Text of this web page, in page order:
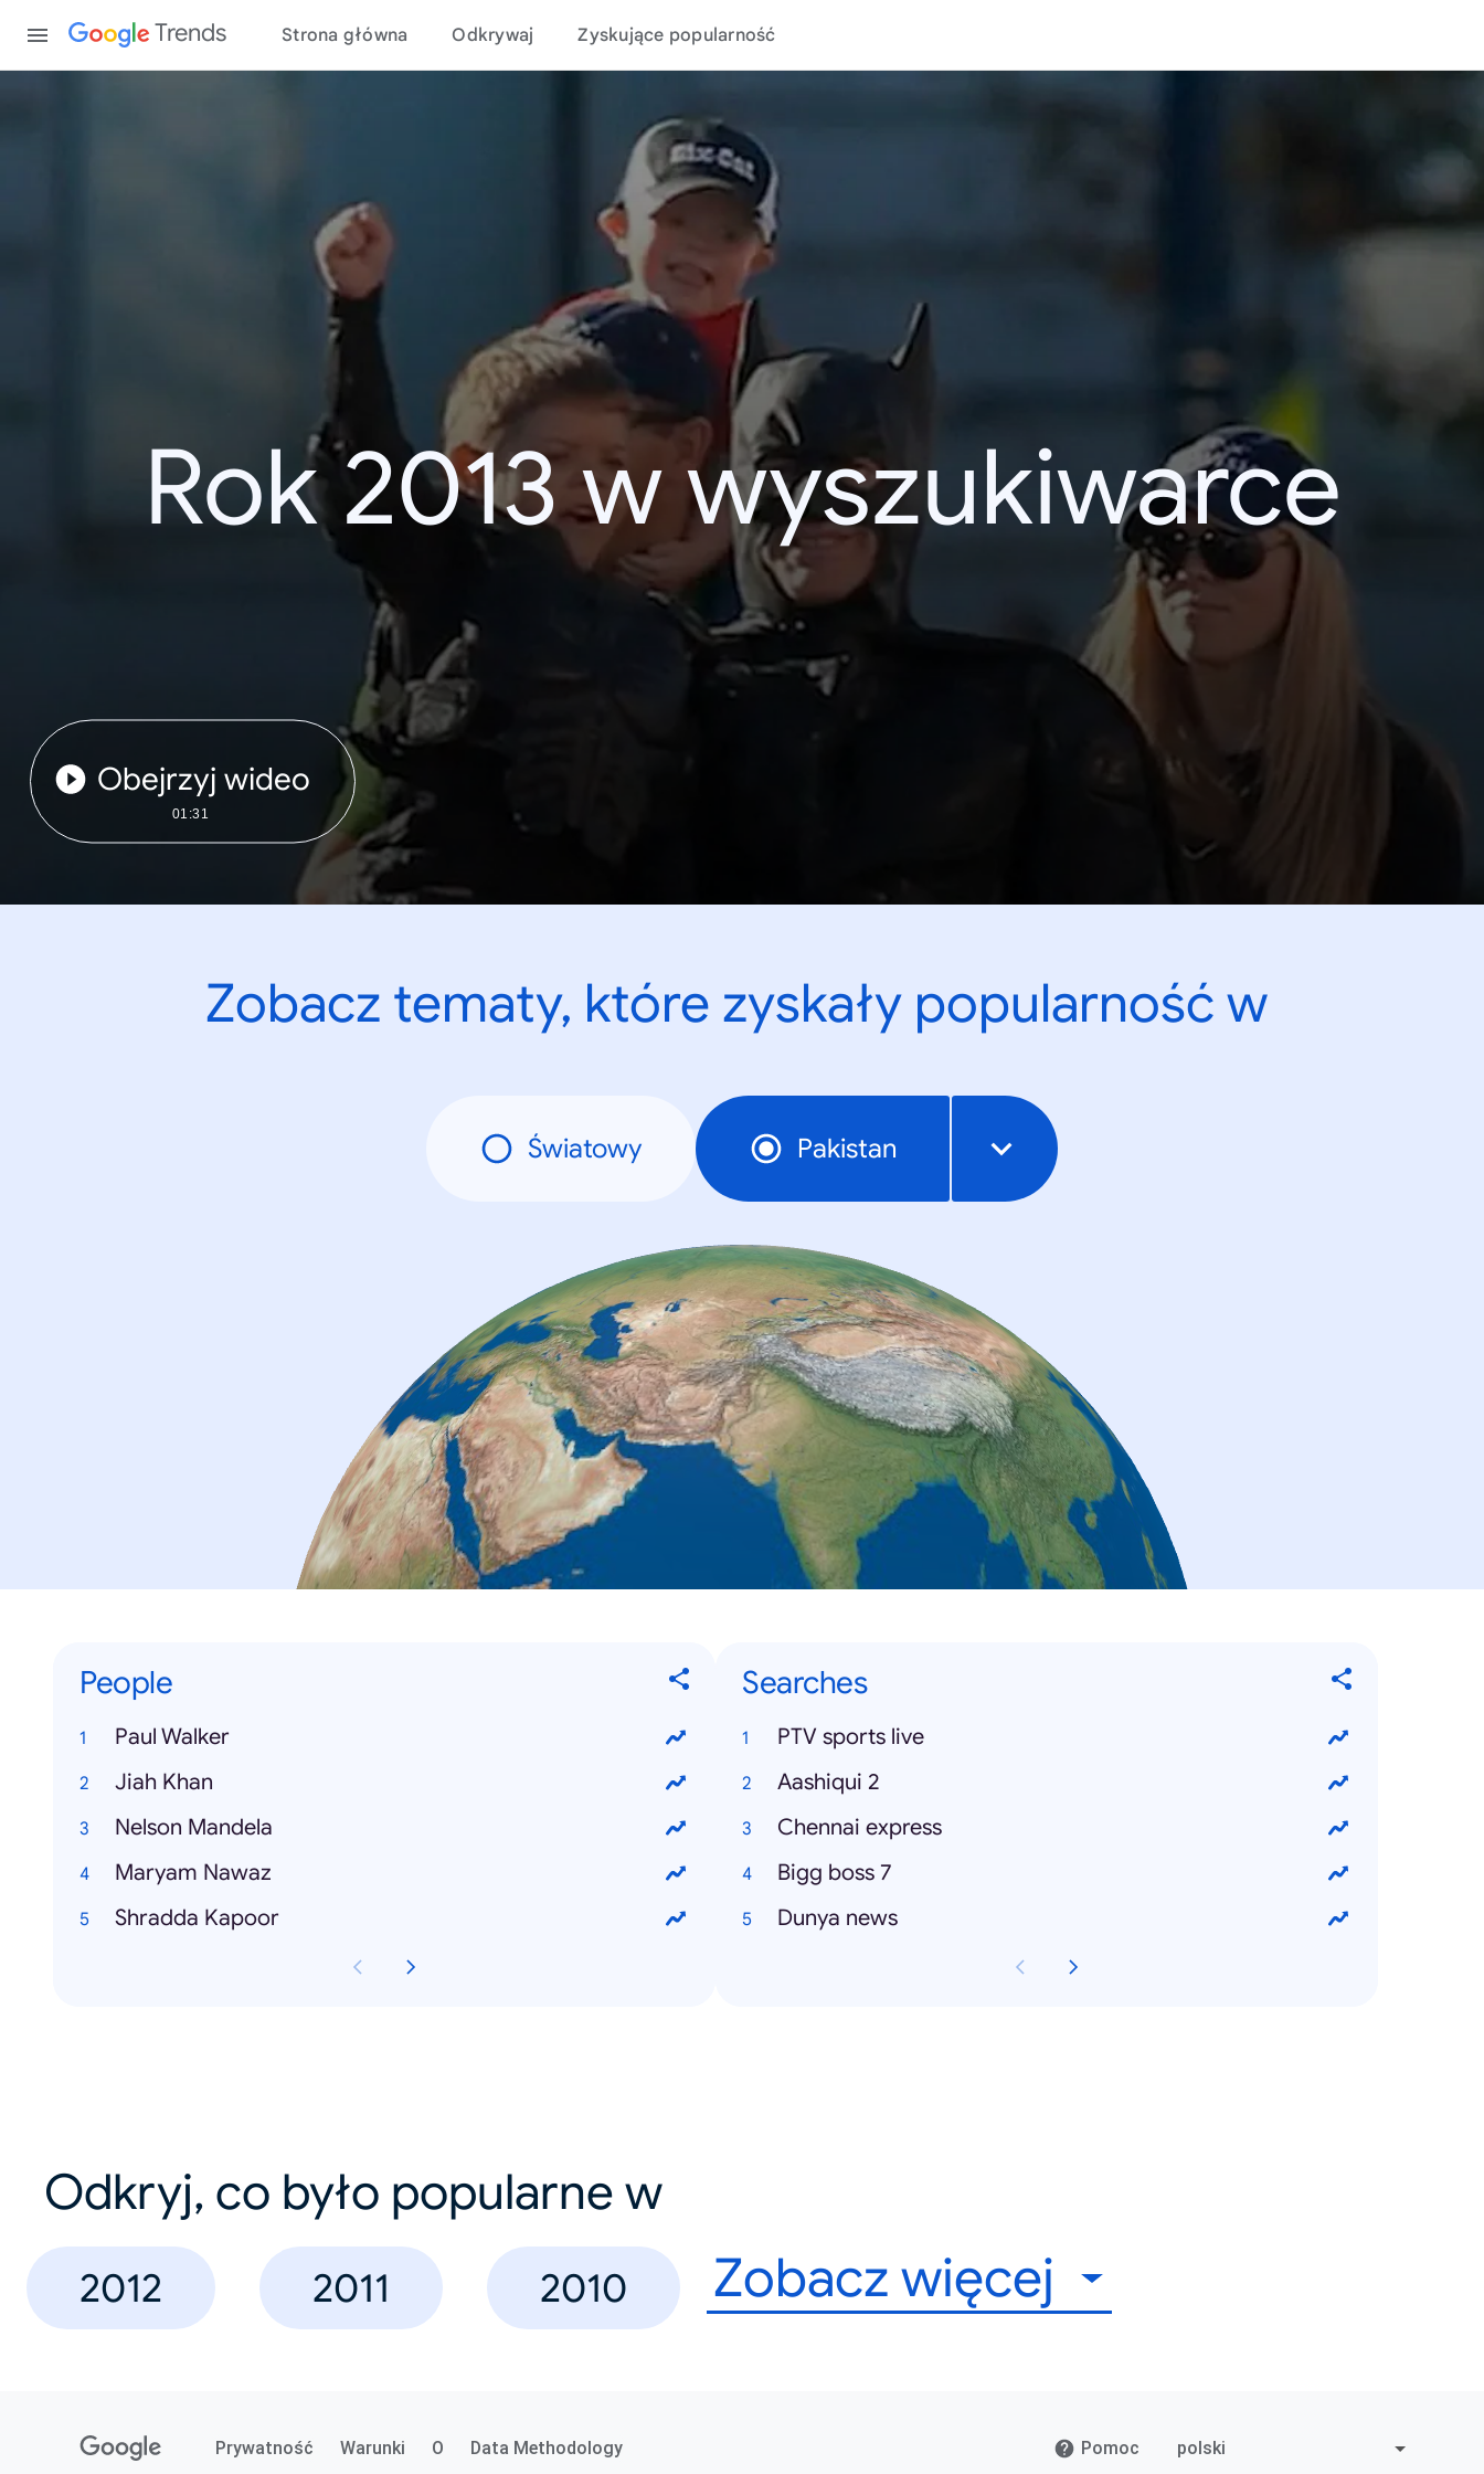
Trends Strona główna Odkrywaj Zyskujące popularność
Rok 2013 w wyszukiwarce
Obejrzyj wideo
01:31
Zobacz tematy, które zyskały popularność w
Światowy Pakistan
People
Paul Walker
Jiah Khan
Nelson Mandela
Maryam Nawaz
Shradda Kapoor
Searches
PTV sports live
Aashiqui 2
Chennai express
Bigg boss 7
Dunya news
Odkryj, co było popularne w
2012 2011 2010 Zobacz więcej
Prywatność Warunki O Data Methodology Pomoc